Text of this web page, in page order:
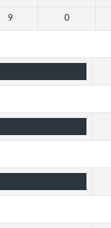
9 0